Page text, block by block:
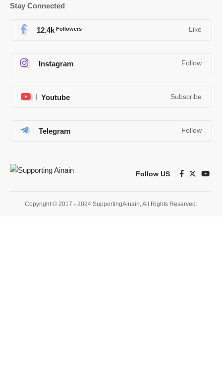
Stay Connected
12.4k Followers Like
Instagram Follow
Youtube Subscribe
Telegram Follow
Follow US
Copyright © 2017 - 2024 SupportingAinain, All Rights Reserved.